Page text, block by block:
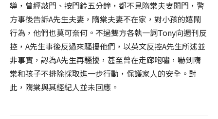
導，曾經敲門、按門鈴五分鐘，都不見隋棠夫妻開門，警
方事後告訴A先生夫妻，隋棠夫妻不在家，對小孩的嬉鬧
行為，他們也莫可奈何。不過雙方各執一詞Tony向週刊反
控，A先生事後反過來騷擾他們，以英文反控A先生所述並
非事實，認為A先生再騷擾，甚至曾在走廊咆嘯，嚇到隋
棠和孩子不排除採取進一步行動，保護家人的安全。對
此，隋棠與其經紀人並未回應。